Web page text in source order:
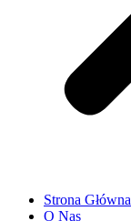
Strona Główna
O Nas